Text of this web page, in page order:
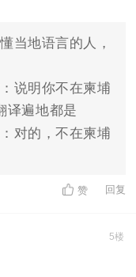
当地语言的人，
：说明你不在柬埔
译遍地都是
：对的，不在柬埔
赞 回复
5楼